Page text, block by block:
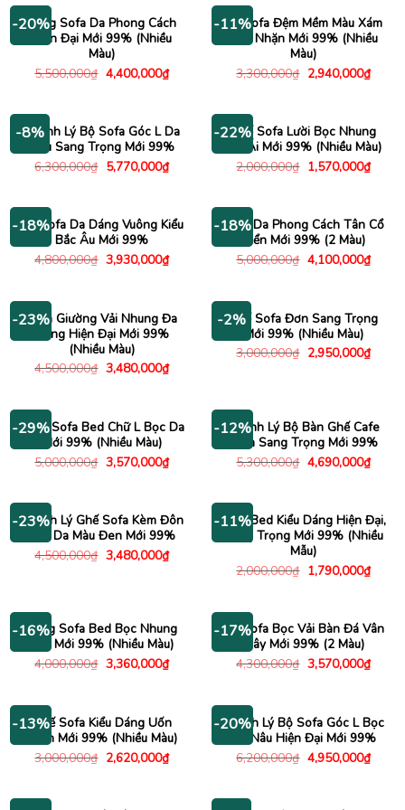
-20%
Băng Sofa Da Phong Cách
Hiện Đại Mới 99% (Nhiều
Màu)
5,500,000₫ Giá
gốc
4,400,000₫Giá
hiện
4,400,000₫.
-11%
Bộ Sofa Đệm Mềm Màu Xám
Nhã Nhặn Mới 99% (Nhiều
Màu)
3,300,000₫ Giá
gốc
2,940,000₫Giá
hiện
-8%
Thanh Lý Bộ Sofa Góc L Da
Nâu Sang Trọng Mới 99%
6,300,000₫ Giá
gốc
5,770,000₫Giá
hiện
5,770,000₫.
-22%
Ghế Sofa Lười Bọc Nhung
Êm Ái Mới 99% (Nhiều Màu)
2,000,000₫ Giá
gốc
1,570,000₫Giá
hiện
-18%
Bộ Sofa Da Dáng Vuông Kiểu
Bắc Âu Mới 99%
4,800,000₫ Giá
gốc
3,930,000₫Giá
hiện
3,930,000₫.
-18%
Sofa Da Phong Cách Tân Cổ
Điển Mới 99% (2 Màu)
5,000,000₫ Giá
gốc
4,100,000₫Giá
hiện
-23%
Sofa Giường Vải Nhung Đa
Năng Hiện Đại Mới 99%
(Nhiều Màu)
4,500,000₫ Giá
gốc
3,480,000₫Giá
hiện
3,480,000₫.
-2%
Ghế Sofa Đơn Sang Trọng
Mới 99% (Nhiều Màu)
3,000,000₫ Giá
gốc
2,950,000₫Giá
hiện
-29%
Băng Sofa Bed Chữ L Bọc Da
Mới 99% (Nhiều Màu)
5,000,000₫ Giá
gốc
3,570,000₫Giá
hiện
3,570,000₫.
-12%
Thanh Lý Bộ Bàn Ghế Cafe
Sofa Sang Trọng Mới 99%
5,300,000₫ Giá
gốc
4,690,000₫Giá
hiện
-23%
Thanh Lý Ghế Sofa Kèm Đôn
Bọc Da Màu Đen Mới 99%
4,500,000₫ Giá
gốc
3,480,000₫Giá
hiện
-11%
Sofa Bed Kiểu Dáng Hiện Đại,
Sang Trọng Mới 99% (Nhiều
Mẫu)
2,000,000₫ Giá
gốc
1,790,000₫Giá
hiện
-16%
Băng Sofa Bed Bọc Nhung
Mịn Mới 99% (Nhiều Màu)
4,000,000₫ Giá
gốc
3,360,000₫Giá
hiện
3,360,000₫.
-17%
Bộ Sofa Bọc Vải Bàn Đá Vân
Mây Mới 99% (2 Màu)
4,300,000₫ Giá
gốc
3,570,000₫Giá
hiện
-13%Ghế Sofa Kiểu Dáng Uốn
Lượn Mới 99% (Nhiều Màu)
3,000,000₫ Giá
gốc
2,620,000₫Giá
hiện
2,620,000₫.
-20%
Thanh Lý Bộ Sofa Góc L Bọc
Da Nâu Hiện Đại Mới 99%
6,200,000₫ Giá
gốc
4,950,000₫Giá
hiện